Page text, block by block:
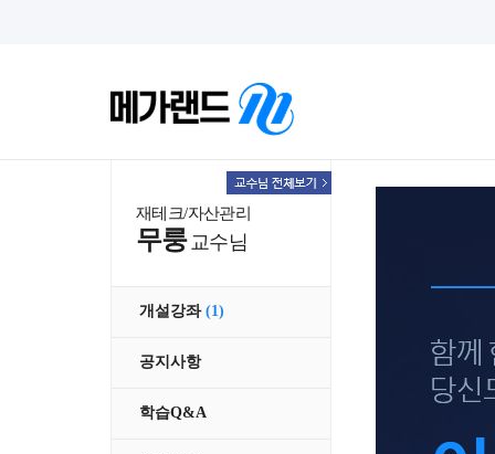
재테크/자산관리
무룽교수님
개설강좌 (1)
공지사항
학습Q&A